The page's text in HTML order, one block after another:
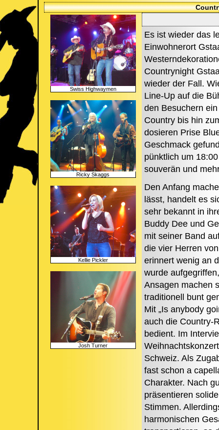
Swiss Highwaymen
Ricky Skaggs
Kellie Pickler
Josh Turner
Es ist wieder das
Einwohnerort
Countrynight
wieder der Fall.
Line-Up auf die
den Besuchern
Country bis hin
dosieren Prise
Geschmack
pünktlich um
souverän und
Den Anfang
lässt, handelt es
sehr bekannt in
Buddy Dee und
mit seiner Band
die vier Herren
erinnert wenig an
wurde
Ansagen machen
traditionell bunt
Mit „Is anybody
auch die Country-
bedient. Im
Schweiz. Als
fast schon a
Charakter. Nach
präsentieren
Stimmen.
harmonischen